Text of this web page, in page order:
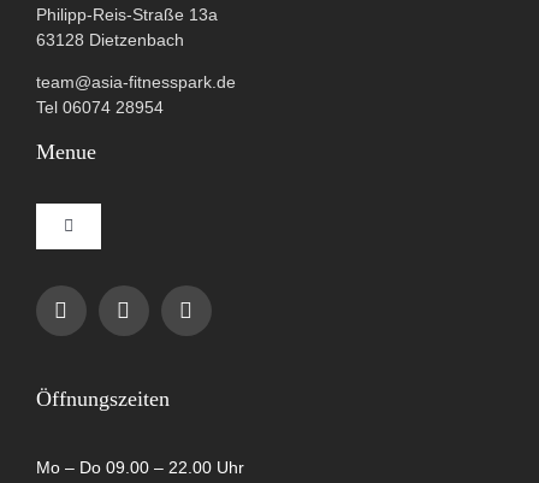
Philipp-Reis-Straße 13a
63128 Dietzenbach
team@asia-fitnesspark.de
Tel 06074 28954
Menue
Toggle
Navigation
Impressum
Öffnungszeiten
Mo – Do 09.00 – 22.00 Uhr